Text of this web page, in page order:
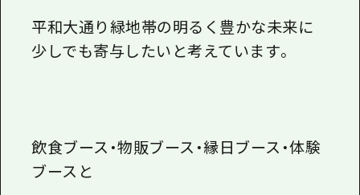
平和大通り緑地帯の明るく豊かな未来に
少しでも寄与したいと考えています。
飲食ブース・物販ブース・縁日ブース・体験
ブースと